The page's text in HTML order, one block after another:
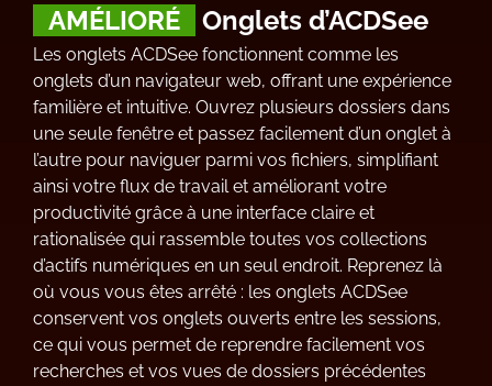
AMÉLIORÉ Onglets d’ACDSee
Les onglets ACDSee fonctionnent comme les
onglets d’un navigateur web, offrant une expérience
familière et intuitive. Ouvrez plusieurs dossiers dans
une seule fenêtre et passez facilement d’un onglet à
l’autre pour naviguer parmi vos fichiers, simplifiant
ainsi votre flux de travail et améliorant votre
productivité grâce à une interface claire et
rationalisée qui rassemble toutes vos collections
d’actifs numériques en un seul endroit. Reprenez là
où vous vous êtes arrêté : les onglets ACDSee
conservent vos onglets ouverts entre les sessions,
ce qui vous permet de reprendre facilement vos
recherches et vos vues de dossiers précédentes